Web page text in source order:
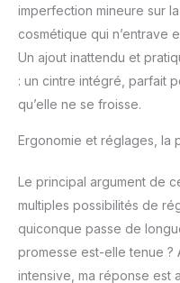
imperfection mineure sur
cosmétique qui n’entrave
Un ajout inattendu et
: un cintre intégré, parfait
qu’elle ne se froisse.
Ergonomie et réglages, la
Le principal argument de
multiples possibilités de
quiconque passe de
promesse est-elle tenue ?
intensive, ma réponse est